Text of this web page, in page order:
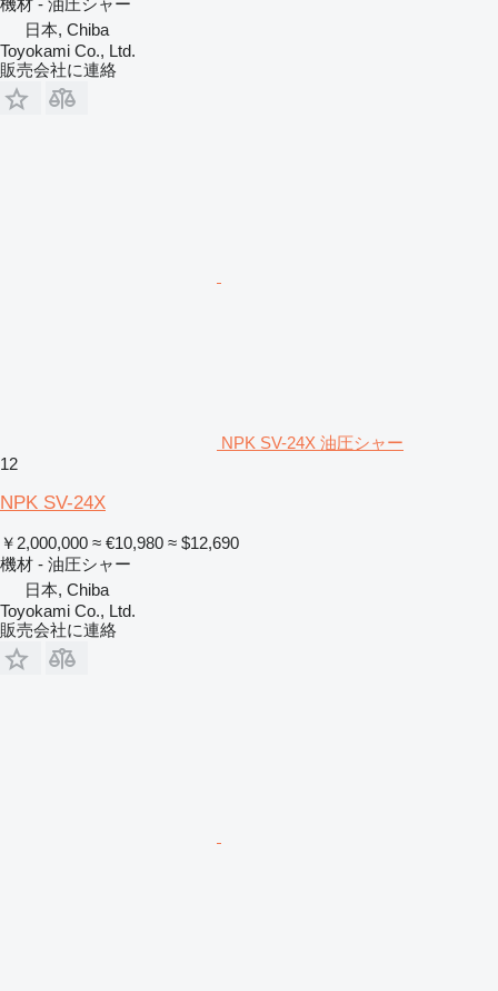
日本, Chiba
Toyokami Co., Ltd.
販売会社に連絡
NPK SV-24X 油圧シャー
12
NPK SV-24X
￥2,000,000 ≈ €10,980 ≈ $12,690
機材 - 油圧シャー
日本, Chiba
Toyokami Co., Ltd.
販売会社に連絡